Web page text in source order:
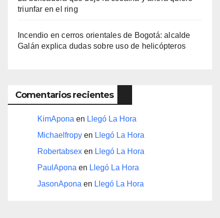
triunfar en el ring​
Incendio en cerros orientales de Bogotá: alcalde
Galán explica dudas sobre uso de helicópteros
Comentarios recientes
KimApona en Llegó La Hora
Michaelfropy en Llegó La Hora
Robertabsex en Llegó La Hora
PaulApona en Llegó La Hora
JasonApona en Llegó La Hora